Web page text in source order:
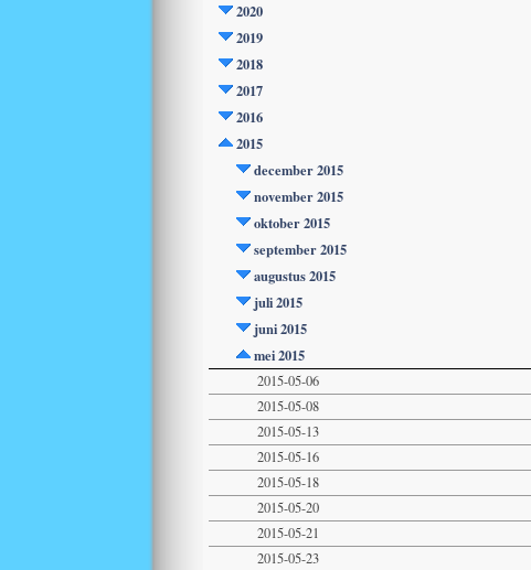
2020
2019
2018
2017
2016
2015
december 2015
november 2015
oktober 2015
september 2015
augustus 2015
juli 2015
juni 2015
mei 2015
2015-05-06
2015-05-08
2015-05-13
2015-05-16
2015-05-18
2015-05-20
2015-05-21
2015-05-23